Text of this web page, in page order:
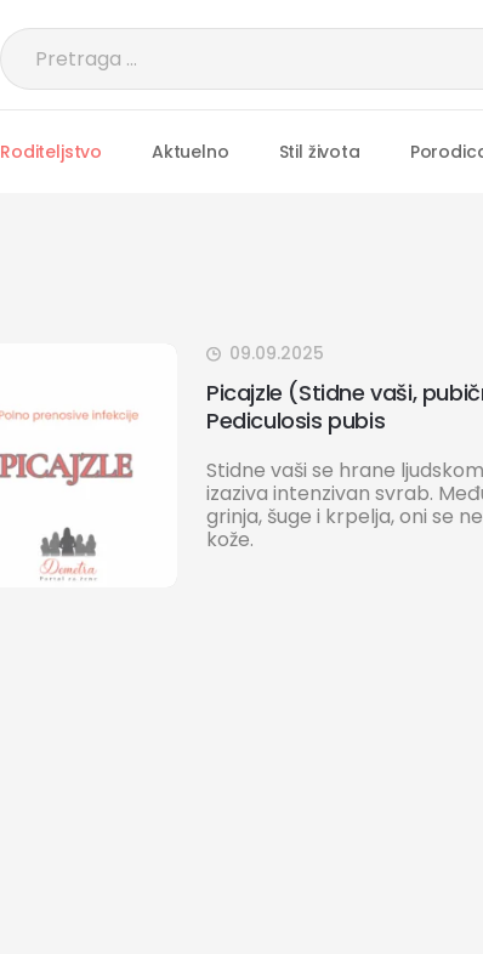
Roditeljstvo Aktuelno Stil života
09.09.2025
Picajzle (Stidne vaši,
Pediculosis pubis
Stidne vaši se hrane
izaziva intenzivan svrab.
grinja, šuge i krpelja, oni se
kože.